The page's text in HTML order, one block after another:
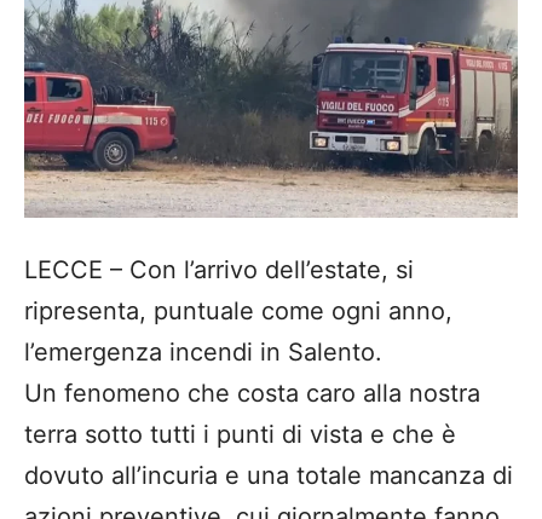
LECCE – Con l’arrivo dell’estate, si
ripresenta, puntuale come ogni anno,
l’emergenza incendi in Salento.
Un fenomeno che costa caro alla nostra
terra sotto tutti i punti di vista e che è
dovuto all’incuria e una totale mancanza di